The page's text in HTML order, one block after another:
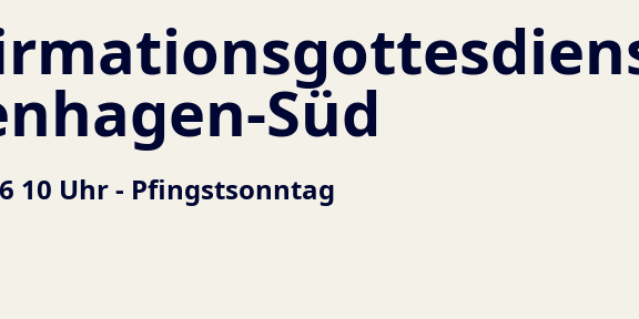
Süd
10 Uhr - Pfingstsonntag